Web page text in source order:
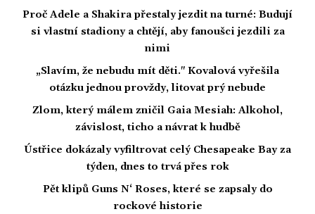
Proč Adele a Shakira přestaly jezdit na turné: Budují
si vlastní stadiony a chtějí, aby fanoušci jezdili za
nimi
„Slavím, že nebudu mít děti." Kovalová vyřešila
otázku jednou provždy, litovat prý nebude
Zlom, který málem zničil Gaia Mesiah: Alkohol,
závislost, ticho a návrat k hudbě
Ústřice dokázaly vyfiltrovat celý Chesapeake Bay za
týden, dnes to trvá přes rok
Pět klipů Guns N‘ Roses, které se zapsaly do
rockové historie